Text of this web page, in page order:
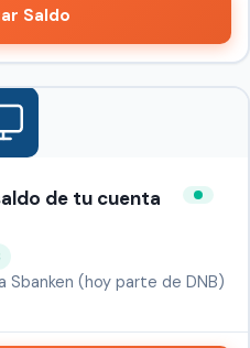
Saldo
de tu cuenta
(hoy parte de DNB)